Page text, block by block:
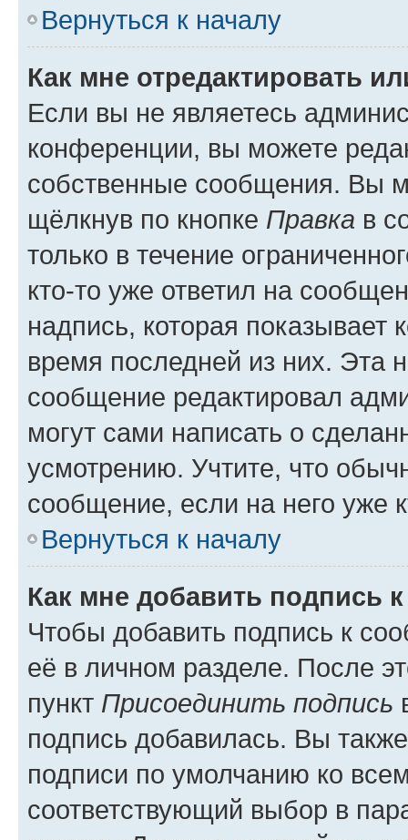
Вернуться к началу
Как мне отредактировать
Если вы не являетесь
конференции, вы можете
собственные сообщения. Вы
щёлкнув по кнопке Правка в
только в течение
кто-то уже ответил на
надпись, которая показывает
время последней из них. Эта
сообщение редактировал
могут сами написать о
усмотрению. Учтите, что
сообщение, если на него уже
Вернуться к началу
Как мне добавить подпись
Чтобы добавить подпись к
её в личном разделе. После
пункт Присоединить подпись
подпись добавилась. Вы
подписи по умолчанию ко
соответствующий выбор в